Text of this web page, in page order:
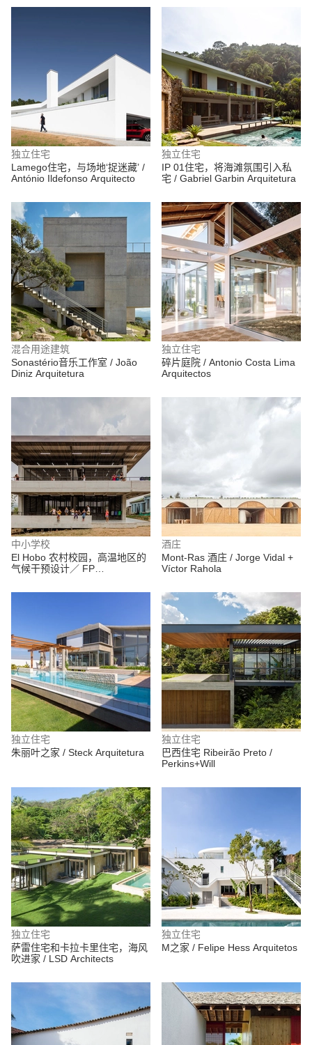
独立住宅
Lamego住宅，与场地‘捉迷藏’ /
António Ildefonso Arquitecto
独立住宅
IP 01住宅，将海滩氛围引入私
宅 / Gabriel Garbin Arquitetura
混合用途建筑
Sonastério音乐工作室 / João
Diniz Arquitetura
独立住宅
碎片庭院 / Antonio Costa Lima
Arquitectos
中小学校
El Hobo 农村校园，高温地区的
气候干预设计／ FP
酒庄
Mont-Ras 酒庄 / Jorge Vidal +
Víctor Rahola
独立住宅
朱丽叶之家 / Steck Arquitetura
独立住宅
巴西住宅 Ribeirão Preto /
Perkins+Will
独立住宅
萨雷住宅和卡拉卡里住宅，海风
吹进家 / LSD Architects
独立住宅
M之家 / Felipe Hess Arquitetos